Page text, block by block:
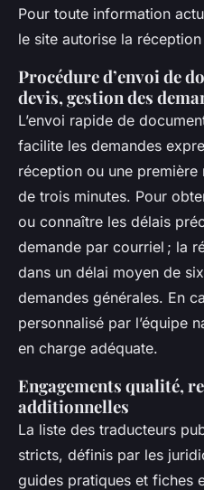
Pour toute information
le site autorise la réception
Procédure d’envoi de
devis, gestion des
L’envoi rapide de
facilite les demandes
réception ou une
de trois minutes. Pour
ou connaître les délais
demande par courriel ; la
dans un délai moyen de
demandes générales. En
personnalisé par l’équipe
en charge adéquate.
Engagements qualité,
additionnelles
La liste des traducteurs
stricts, définis par les
guides pratiques et fiches